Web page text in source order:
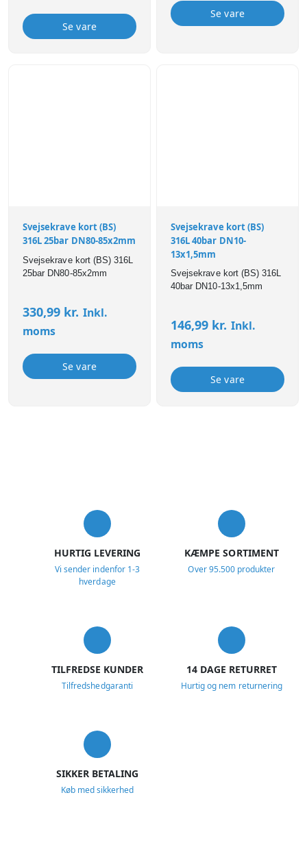
Se vare
Se vare
Svejsekrave kort (BS)
316L 25bar DN80-85x2mm
Svejsekrave kort (BS) 316L
25bar DN80-85x2mm
330,99 kr. Inkl.
moms
Se vare
Svejsekrave kort (BS)
316L 40bar DN10-
13x1,5mm
Svejsekrave kort (BS) 316L
40bar DN10-13x1,5mm
146,99 kr. Inkl.
moms
Se vare
HURTIG LEVERING
Vi sender indenfor 1-3
hverdage
KÆMPE SORTIMENT
Over 95.500 produkter
TILFREDSE KUNDER
Tilfredshedgaranti
14 DAGE RETURRET
Hurtig og nem returnering
SIKKER BETALING
Køb med sikkerhed